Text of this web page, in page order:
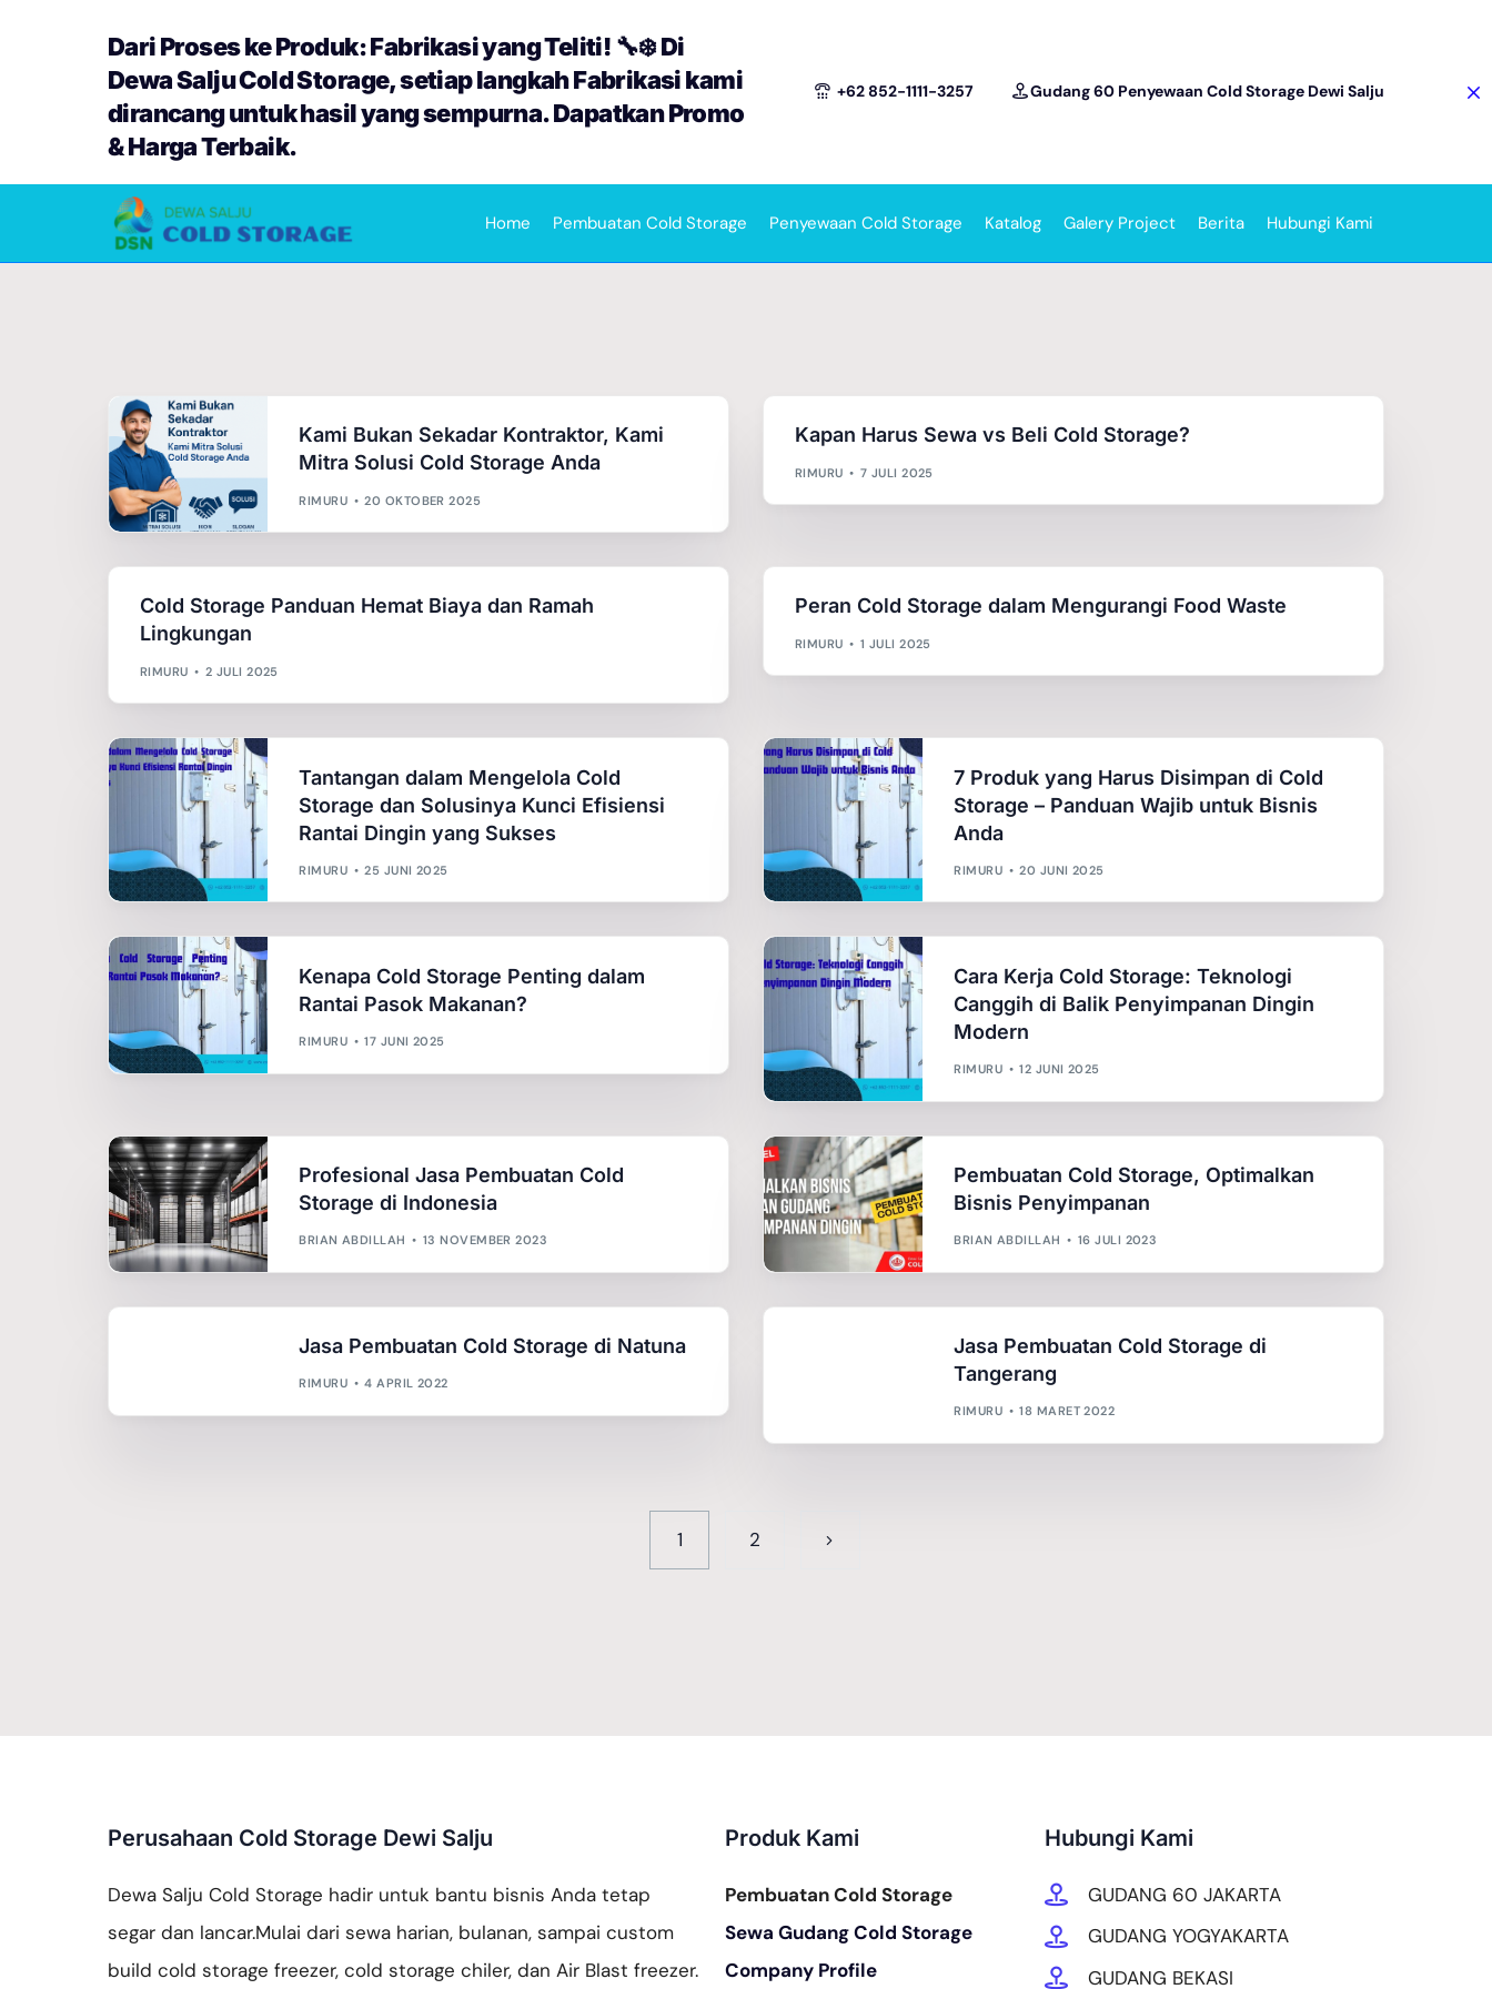
Dari Proses ke Produk: Fabrikasi yang Teliti! 🔧❄️ Di
Dewa Salju Cold Storage, setiap langkah Fabrikasi kami
dirancang untuk hasil yang sempurna. Dapatkan Promo
& Harga Terbaik.
+62 852-1111-3257 Gudang 60 Penyewaan Cold Storage Dewi Salju
Home Pembuatan Cold Storage Penyewaan Cold Storage Katalog Galery Project Berita Hubungi Kami
Kami Bukan Sekadar Kontraktor, Kami
Mitra Solusi Cold Storage Anda
RIMURU 20 OKTOBER 2025
Kapan Harus Sewa vs Beli Cold Storage?
RIMURU 7 JULI 2025
Cold Storage Panduan Hemat Biaya dan Ramah
Lingkungan
RIMURU 2 JULI 2025
Peran Cold Storage dalam Mengurangi Food Waste
RIMURU 1 JULI 2025
Tantangan dalam Mengelola Cold
Storage dan Solusinya Kunci Efisiensi
Rantai Dingin yang Sukses
RIMURU 25 JUNI 2025
7 Produk yang Harus Disimpan di Cold
Storage – Panduan Wajib untuk Bisnis
Anda
RIMURU 20 JUNI 2025
Kenapa Cold Storage Penting dalam
Rantai Pasok Makanan?
RIMURU 17 JUNI 2025
Cara Kerja Cold Storage: Teknologi
Canggih di Balik Penyimpanan Dingin
Modern
RIMURU 12 JUNI 2025
Profesional Jasa Pembuatan Cold
Storage di Indonesia
BRIAN ABDILLAH 13 NOVEMBER 2023
Pembuatan Cold Storage, Optimalkan
Bisnis Penyimpanan
BRIAN ABDILLAH 16 JULI 2023
Jasa Pembuatan Cold Storage di Natuna
RIMURU 4 APRIL 2022
Jasa Pembuatan Cold Storage di
Tangerang
RIMURU 18 MARET 2022
1 2
Perusahaan Cold Storage Dewi Salju
Dewa Salju Cold Storage hadir untuk bantu bisnis Anda tetap
segar dan lancar.Mulai dari sewa harian, bulanan, sampai custom
build cold storage freezer, cold storage chiler, dan Air Blast freezer.
Produk Kami
Pembuatan Cold Storage
Sewa Gudang Cold Storage
Company Profile
Hubungi Kami
GUDANG 60 JAKARTA
GUDANG YOGYAKARTA
GUDANG BEKASI